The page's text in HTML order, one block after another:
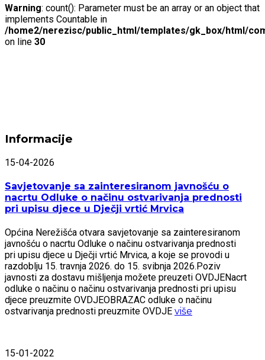
Warning: count(): Parameter must be an array or an object that
implements Countable in
/home2/nerezisc/public_html/templates/gk_box/html/
on line 30
Informacije
15-04-2026
Savjetovanje sa zainteresiranom javnošću o
nacrtu Odluke o načinu ostvarivanja prednosti
pri upisu djece u Dječji vrtić Mrvica
Općina Nerežišća otvara savjetovanje sa zainteresiranom
javnošću o nacrtu Odluke o načinu ostvarivanja prednosti
pri upisu djece u Dječji vrtić Mrvica, a koje se provodi u
razdoblju 15. travnja 2026. do 15. svibnja 2026.Poziv
javnosti za dostavu mišljenja možete preuzeti OVDJENacrt
odluke o načinu o načinu ostvarivanja prednosti pri upisu
djece preuzmite OVDJEOBRAZAC odluke o načinu
ostvarivanja prednosti preuzmite OVDJE više
15-01-2022